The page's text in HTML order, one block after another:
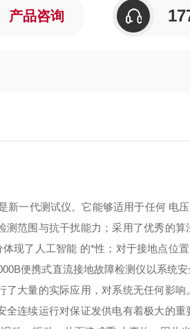
产品咨询
新一代测试仪。它能够适用于任何 电
测范围与抗干扰能力；采用了优秀的
现了人工智能 的*性；对于接地点位
便携式直流接地故障检测仪以系统
了大量的实际应用，对系统无任何影
全连续运行对保证发供电有着极大的